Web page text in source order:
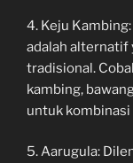
4. Keju
adalah alternatif
tradisional.
kambing,
untuk kombinasi
5. Aarugula: